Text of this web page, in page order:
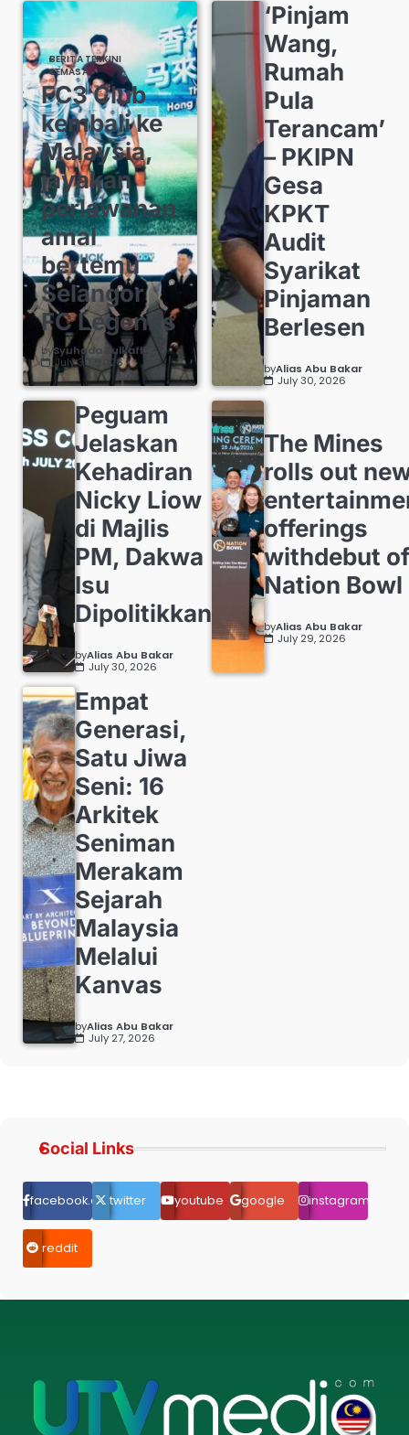
BERITA TERKINI
SEMASA
FC3 Club
kembali ke
Malaysia,
jayakan
perlawanan
amal
bertemu
Selangor
FC Legends
bySyuhada Zulkafli
July 30, 2026
‘Pinjam
Wang,
Rumah
Pula
Terancam’
– PKIPN
Gesa
KPKT
Audit
Syarikat
Pinjaman
Berlesen
byAlias Abu Bakar
July 30, 2026
Peguam
Jelaskan
Kehadiran
Nicky Liow
di Majlis
PM, Dakwa
Isu
Dipolitikkan
byAlias Abu Bakar
July 30, 2026
The Mines
rolls out
offerings
withdebut
Nation Bowl
byAlias Abu Bakar
July 29, 2026
Empat
Generasi,
Satu Jiwa
Seni: 16
Arkitek
Seniman
Merakam
Sejarah
Malaysia
Melalui
Kanvas
byAlias Abu Bakar
July 27, 2026
Social Links
facebook.comtwitter youtube google instagram
reddit